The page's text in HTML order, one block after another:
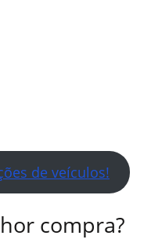
de veículos!
compra?